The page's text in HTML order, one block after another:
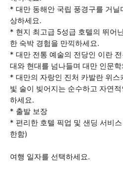
* 대만 동해안 국립 풍경구를 거
상하세요.
* 현지 최고급 5성급 호텔의 뛰어
한 숙박 경험을 만끽하세요.
* 대만 전통 예술의 전당인 이란
대와 현대를 넘나들며 대만 인문
* 대만의 자랑인 진처 카발란 위
빛 술이 빚어지는 순수하고 자연
하세요.
* 출발 보장
* 편리한 호텔 픽업 및 샌딩 서비
한함)
여행 일자를 선택하세요.